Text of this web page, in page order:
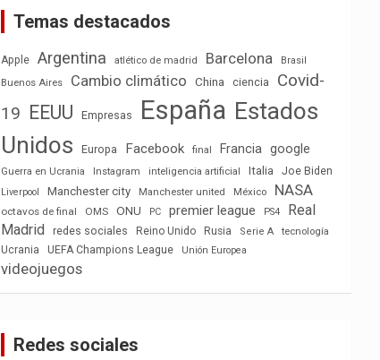
Temas destacados
Apple Argentina atlético de madrid Barcelona
Brasil
Buenos Aires
Cambio climático China ciencia
Covid-
19
EEUU Empresas España Estados
Unidos
Europa Facebook final Francia google
Guerra en Ucrania Instagram inteligencia artificial Italia Joe Biden
Liverpool Manchester city Manchester united México NASA
octavos de final OMS ONU PC premier league PS4
Real
Madrid
redes sociales Reino Unido Rusia Serie A
tecnología
Ucrania
UEFA Champions League Unión Europea
videojuegos
Redes sociales